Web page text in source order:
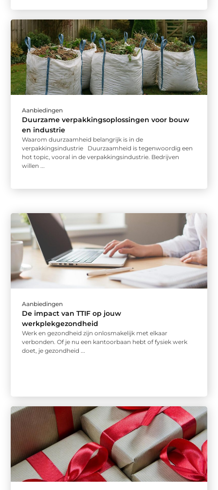
Aanbiedingen
Duurzame verpakkingsoplossingen voor bouw
en industrie
Waarom duurzaamheid belangrijk is in de
verpakkingsindustrie Duurzaamheid is tegenwoordig een
hot topic, vooral in de verpakkingsindustrie. Bedrijven
willen ...
Aanbiedingen
De impact van TTIF op jouw
werkplekgezondheid
Werk en gezondheid zijn onlosmakelijk met elkaar
verbonden. Of je nu een kantoorbaan hebt of fysiek werk
doet, je gezondheid ...